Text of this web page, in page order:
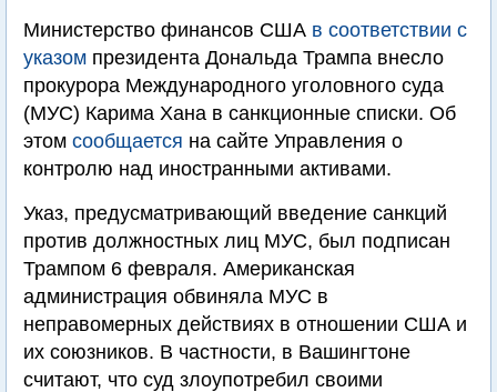
Министерство финансов США в соответствии с
указом президента Дональда Трампа внесло
прокурора Международного уголовного суда
(МУС) Карима Хана в санкционные списки. Об
этом сообщается на сайте Управления о
контролю над иностранными активами.
Указ, предусматривающий введение санкций
против должностных лиц МУС, был подписан
Трампом 6 февраля. Американская
администрация обвиняла МУС в
неправомерных действиях в отношении США и
их союзников. В частности, в Вашингтоне
считают, что суд злоупотребил своими